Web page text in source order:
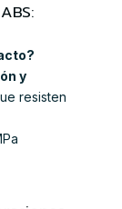
y
resisten